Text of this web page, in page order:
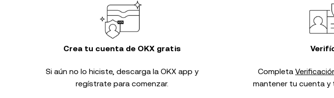
Crea tu cuenta de OKX gratis
Si aún no lo hiciste, descarga la OKX app y
regístrate para comenzar.
Completa
mantener tu cuenta